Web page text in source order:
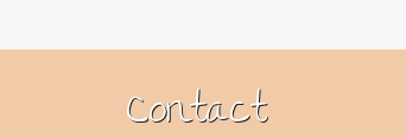
Contact